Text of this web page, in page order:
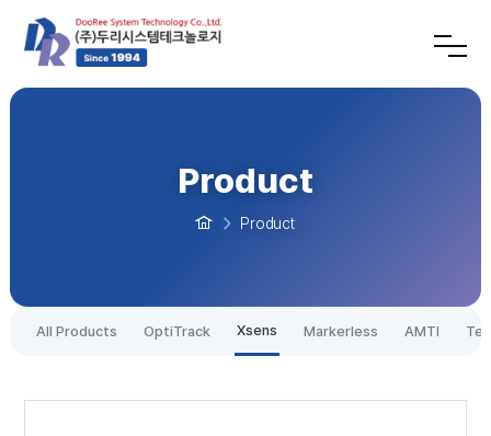
Product
Product
All Products OptiTrack Xsens Markerless AMTI